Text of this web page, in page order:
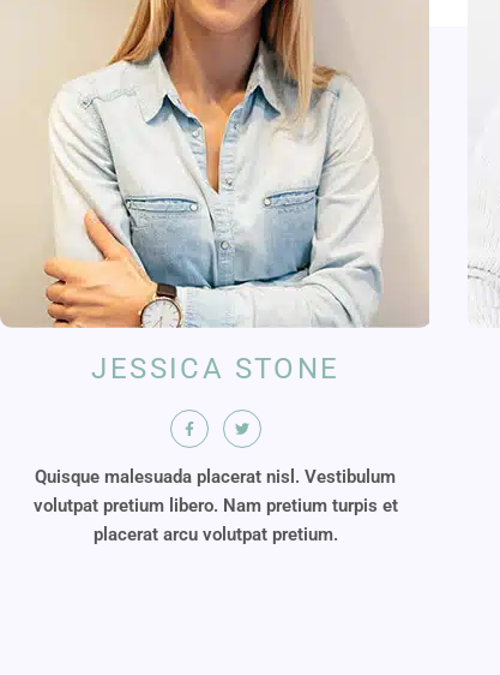
JESSICA STONE
Quisque malesuada placerat nisl. Vestibulum
volutpat pretium libero. Nam pretium turpis et
placerat arcu volutpat pretium.